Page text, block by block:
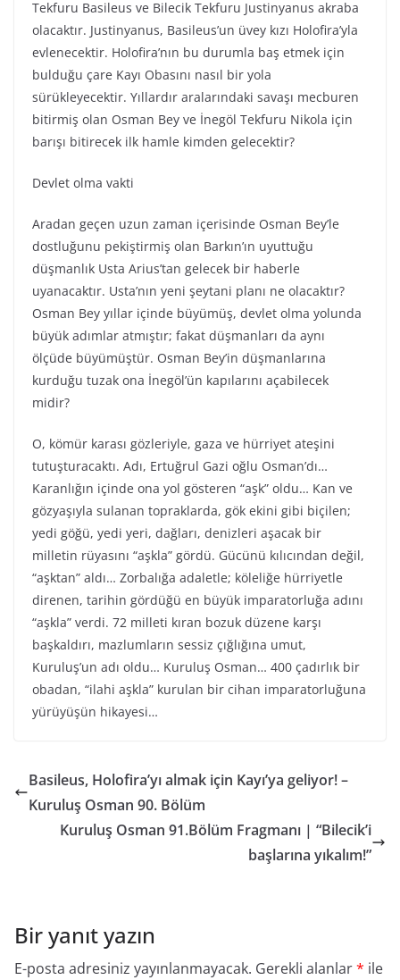
Tekfuru Basileus ve Bilecik Tekfuru Justinyanus akraba
olacaktır. Justinyanus, Basileus’un üvey kızı Holofira’yla
evlenecektir. Holofira’nın bu durumla baş etmek için
bulduğu çare Kayı Obasını nasıl bir yola
sürükleyecektir. Yıllardır aralarındaki savaşı mecburen
bitirmiş olan Osman Bey ve İnegöl Tekfuru Nikola için
barışı bitirecek ilk hamle kimden gelecektir?
Devlet olma vakti
Aradan geçen uzun zaman içerisinde Osman Bey’le
dostluğunu pekiştirmiş olan Barkın’ın uyuttuğu
düşmanlık Usta Arius’tan gelecek bir haberle
uyanacaktır. Usta’nın yeni şeytani planı ne olacaktır?
Osman Bey yıllar içinde büyümüş, devlet olma yolunda
büyük adımlar atmıştır; fakat düşmanları da aynı
ölçüde büyümüştür. Osman Bey’in düşmanlarına
kurduğu tuzak ona İnegöl’ün kapılarını açabilecek
midir?
O, kömür karası gözleriyle, gaza ve hürriyet ateşini
tutuşturacaktı. Adı, Ertuğrul Gazi oğlu Osman’dı…
Karanlığın içinde ona yol gösteren “aşk” oldu… Kan ve
gözyaşıyla sulanan topraklarda, gök ekini gibi biçilen;
yedi göğü, yedi yeri, dağları, denizleri aşacak bir
milletin rüyasını “aşkla” gördü. Gücünü kılıcından değil,
“aşktan” aldı… Zorbalığa adaletle; köleliğe hürriyetle
direnen, tarihin gördüğü en büyük imparatorluğa adını
“aşkla” verdi. 72 milleti kıran bozuk düzene karşı
başkaldırı, mazlumların sessiz çığlığına umut,
Kuruluş’un adı oldu… Kuruluş Osman… 400 çadırlık bir
obadan, “ilahi aşkla” kurulan bir cihan imparatorluğuna
yürüyüşün hikayesi…
Basileus, Holofira’yı almak için Kayı’ya geliyor! –
Kuruluş Osman 90. Bölüm
Kuruluş Osman 91.Bölüm Fragmanı | “Bilecik’i
başlarına yıkalım!”
Bir yanıt yazın
E-posta adresiniz yayınlanmayacak. Gerekli alanlar* ile